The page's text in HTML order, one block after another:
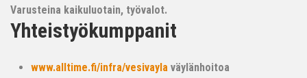
Varusteina kaikuluotain, työvalot.
Yhteistyökumppanit
www.alltime.fi/infra/vesivayla väylänhoitoa